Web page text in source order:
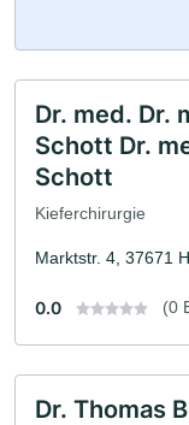
Dr. med. Dr.
Schott Dr.
Schott
Kieferchirurgie
Marktstr. 4, 37671
0.0 (0
Dr. Thomas